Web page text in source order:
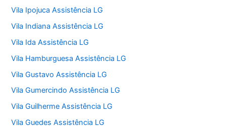
Vila Ipojuca Assistência LG
Vila Indiana Assistência LG
Vila Ida Assistência LG
Vila Hamburguesa Assistência LG
Vila Gustavo Assistência LG
Vila Gumercindo Assistência LG
Vila Guilherme Assistência LG
Vila Guedes Assistência LG